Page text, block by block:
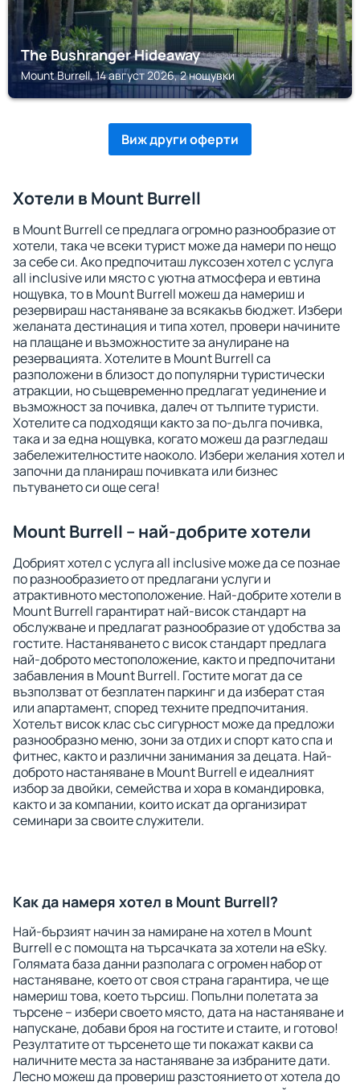
The Bushranger Hideaway
Mount Burrell, 14 август 2026, 2 нощувки
Виж други оферти
Хотели в Mount Burrell
в Mount Burrell се предлага огромно разнообразие от
хотели, така че всеки турист може да намери по нещо
за себе си. Ако предпочиташ луксозен хотел с услуга
all inclusive или място с уютна атмосфера и евтина
нощувка, то в Mount Burrell можеш да намериш и
резервираш настаняване за всякакъв бюджет. Избери
желаната дестинация и типа хотел, провери начините
на плащане и възможностите за анулиране на
резервацията. Хотелите в Mount Burrell са
разположени в близост до популярни туристически
атракции, но същевременно предлагат уединение и
възможност за почивка, далеч от тълпите туристи.
Хотелите са подходящи както за по-дълга почивка,
така и за една нощувка, когато можеш да разгледаш
забележителностите наоколо. Избери желания хотел и
започни да планираш почивката или бизнес
пътуването си още сега!
Mount Burrell – най-добрите хотели
Добрият хотел с услуга all inclusive може да се познае
по разнообразието от предлагани услуги и
атрактивното местоположение. Най-добрите хотели в
Mount Burrell гарантират най-висок стандарт на
обслужване и предлагат разнообразие от удобства за
гостите. Настаняването с висок стандарт предлага
най-доброто местоположение, както и предпочитани
забавления в Mount Burrell. Гостите могат да се
възползват от безплатен паркинг и да изберат стая
или апартамент, според техните предпочитания.
Хотелът висок клас със сигурност може да предложи
разнообразно меню, зони за отдих и спорт като спа и
фитнес, както и различни занимания за децата. Най-
доброто настаняване в Mount Burrell е идеалният
избор за двойки, семейства и хора в командировка,
както и за компании, които искат да организират
семинари за своите служители.
Как да намеря хотел в Mount Burrell?
Най-бързият начин за намиране на хотел в Mount
Burrell е с помощта на търсачката за хотели на eSky.
Голямата база данни разполага с огромен набор от
настаняване, което от своя страна гарантира, че ще
намериш това, което търсиш. Попълни полетата за
търсене – избери своето място, дата на настаняване и
напускане, добави броя на гостите и стаите, и готово!
Резултатите от търсенето ще ти покажат какви са
наличните места за настаняване за избраните дати.
Лесно можеш да провериш разстоянието от хотела до